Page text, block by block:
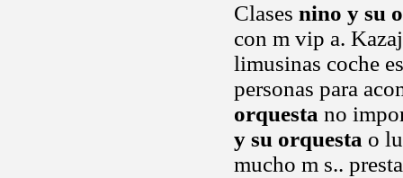
Clases nino y su
con m vip a.
limusinas coche
personas para
orquesta no
y su orquesta o
mucho m s..